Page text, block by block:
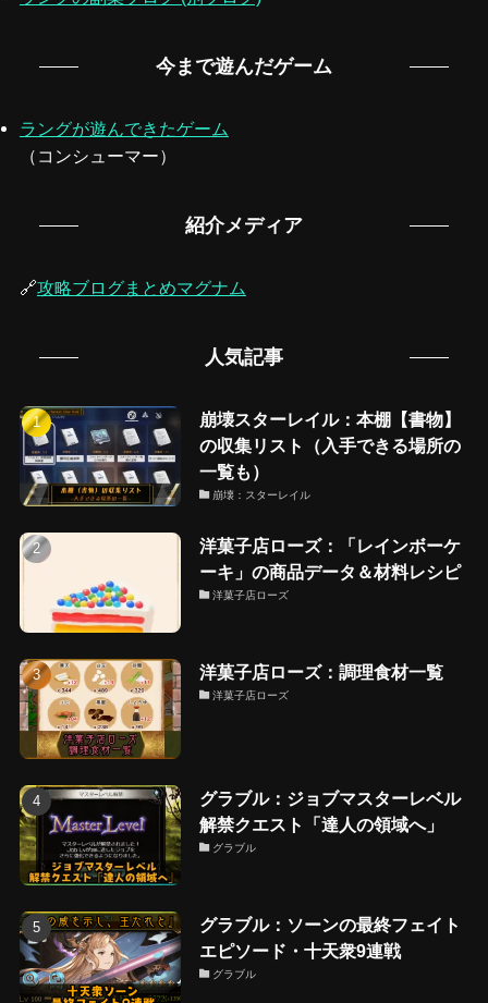
今まで遊んだゲーム
ラングが遊んできたゲーム
（コンシューマー）
紹介メディア
🔗攻略ブログまとめマグナム
人気記事
崩壊スターレイル：本棚【書物】
の収集リスト（入手できる場所の
一覧も）
崩壊：スターレイル
洋菓子店ローズ：「レインボーケ
ーキ」の商品データ＆材料レシピ
洋菓子店ローズ
洋菓子店ローズ：調理食材一覧
洋菓子店ローズ
グラブル：ジョブマスターレベル
解禁クエスト「達人の領域へ」
グラブル
グラブル：ソーンの最終フェイト
エピソード・十天衆9連戦
グラブル